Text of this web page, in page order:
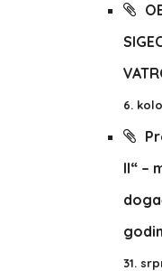
6.
II“ –
31.